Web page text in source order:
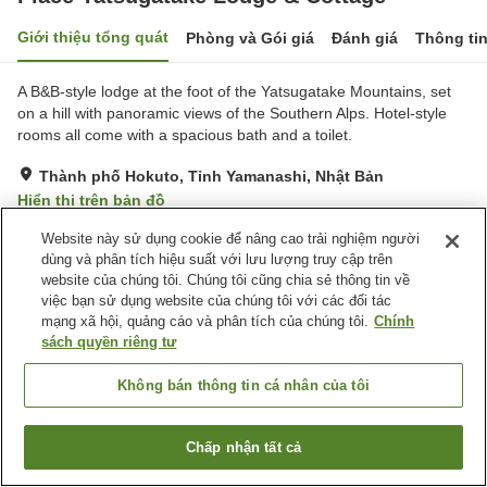
Giới thiệu tổng quát Phòng và Gói giá Đánh giá Thông
A B&B-style lodge at the foot of the Yatsugatake Mountains, set
on a hill with panoramic views of the Southern Alps. Hotel-style
rooms all come with a spacious bath and a toilet.
Thành phố Hokuto, Tỉnh Yamanashi, Nhật Bản
Hiển thị trên bản đồ
Xuất sắc Đánh giá:8lượt
Tiện nghi chỗ nghỉ
Bãi đỗ xe
Máy bán hàng tự động
Nhà bếp (dùng chung)
Trang chủ Nhật Bản Tỉnh Yamanashi
Thành phố Hokuto
Place Yatsugatake Lodge & Cottage
Tìm phòng trống
Website này sử dụng cookie để nâng cao trải nghiệm người
dùng và phân tích hiệu suất với lưu lượng truy cập trên
website của chúng tôi. Chúng tôi cũng chia sẻ thông tin về
việc bạn sử dụng website của chúng tôi với các đối tác
mạng xã hội, quảng cáo và phân tích của chúng tôi. Chính
sách quyền riêng tư
Không bán thông tin cá nhân của tôi
Chấp nhận tất cả